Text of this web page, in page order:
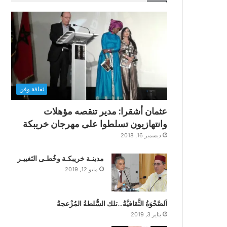
ثقافة وفن
عثمان أشقرا: مدير تنقصه مؤهلات
وانتهازيون تسلطوا على مهرجان خريبكة
ديسمبر 16, 2018
مدينـة خريبكـة وخُطـى التَغييـر
مايو 12, 2019
اَلصَّحْوَةُ الثَّقافيَّةُ…تلك السُّلطةُ المُزْعجةُ
يناير 3, 2019